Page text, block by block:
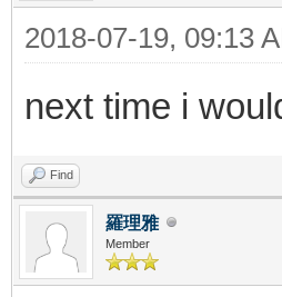
2018-07-19, 09:13
next time i
Find
羅理雅
Member